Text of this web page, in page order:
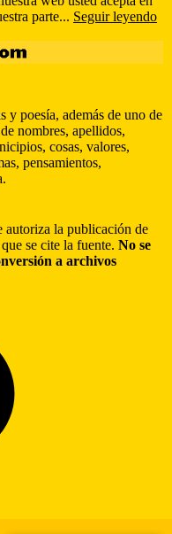
parte... Seguir leyendo
y poesía, además de uno de
nombres, apellidos,
cosas, valores,
pensamientos,
autoriza la publicación de
se cite la fuente. No se
a archivos